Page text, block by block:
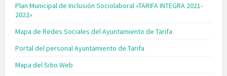
Plan Municipal de Inclusión Sociolaboral «TARIFA INTEGRA 2021-
2022»
Mapa de Redes Sociales del Ayuntamiento de Tarifa
Portal del personal Ayuntamiento de Tarifa
Mapa del Sitio Web